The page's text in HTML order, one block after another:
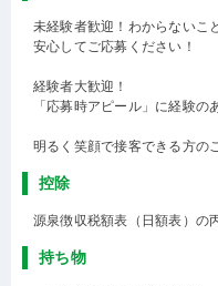
未経験者歓迎！わからないこ
安心してご応募ください！
経験者大歓迎！
「応募時アピール」に経験
明るく笑顔で接客できる方の
控除
源泉徴収税額表（日額表）の
持ち物